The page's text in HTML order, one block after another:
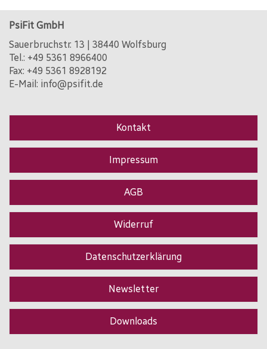
PsiFit GmbH
Sauerbruchstr. 13 | 38440 Wolfsburg
Tel.: +49 5361 8966400
Fax: +49 5361 8928192
E-Mail: info@psifit.de
Kontakt
Impressum
AGB
Widerruf
Datenschutzerklärung
Newsletter
Downloads